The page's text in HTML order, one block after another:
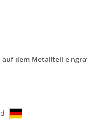
dem Metallteil